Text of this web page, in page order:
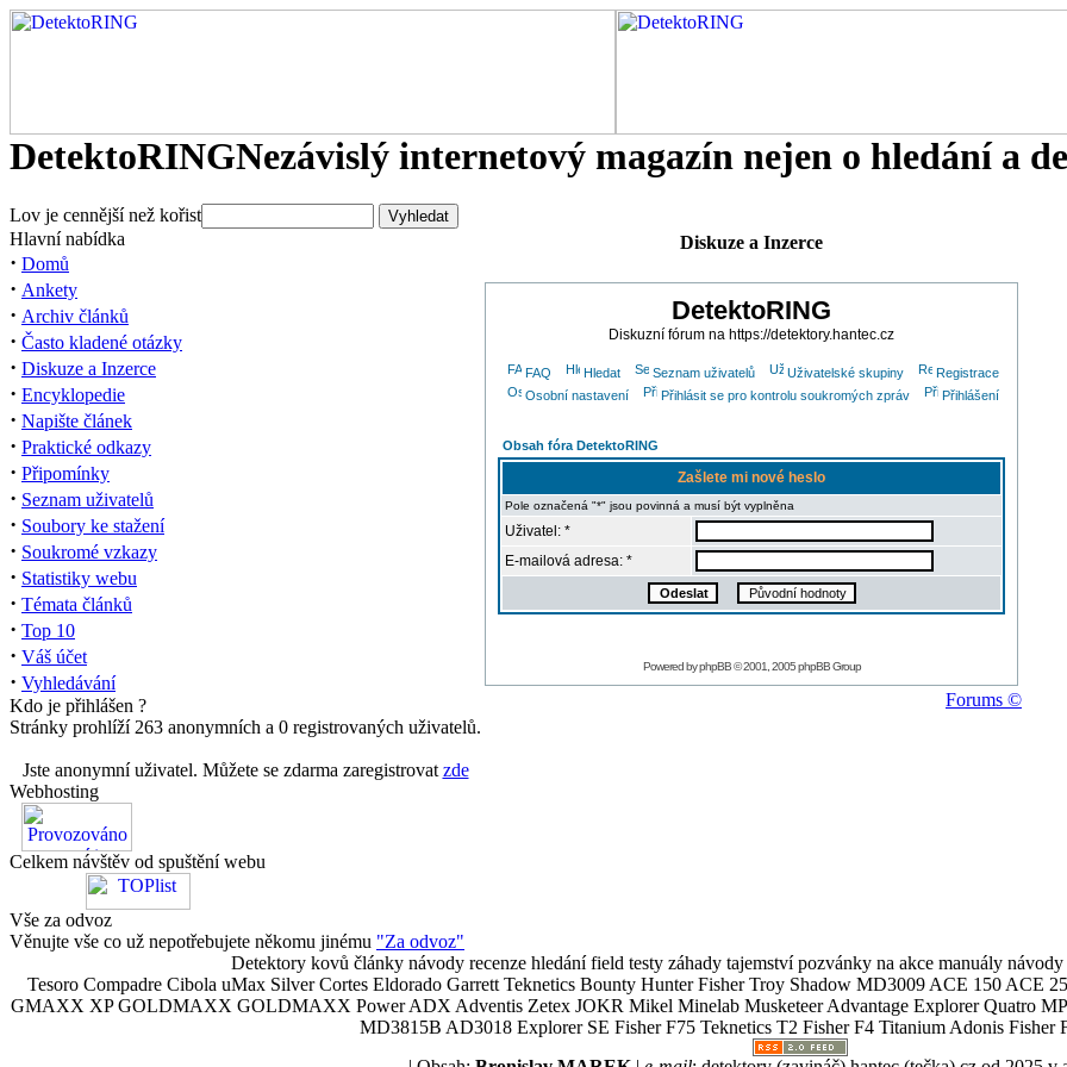
DetektoRINGNezávislý internetový magazín nejen o hledání a
Lov je cennější než kořist
Hlavní nabídka
· Domů
· Ankety
· Archiv článků
· Často kladené otázky
· Diskuze a Inzerce
· Encyklopedie
· Napište článek
· Praktické odkazy
· Připomínky
· Seznam uživatelů
· Soubory ke stažení
· Soukromé vzkazy
· Statistiky webu
· Témata článků
· Top 10
· Váš účet
· Vyhledávání
Kdo je přihlášen ?
Stránky prohlíží 263 anonymních a 0 registrovaných uživatelů.
Jste anonymní uživatel. Můžete se zdarma zaregistrovat zde
Webhosting
Celkem návštěv od spuštění webu
Vše za odvoz
Věnujte vše co už nepotřebujete někomu jinému "Za odvoz"
Diskuze a Inzerce
DetektoRING
Diskuzní fórum na https://detektory.hantec.cz
FAQ Hledat Seznam uživatelů Uživatelské skupiny
Registrace
Osobní nastavení
Přihlásit se pro kontrolu soukromých zpráv Přihlášení
Obsah fóra DetektoRING
Zašlete mi nové heslo
Pole označená "*" jsou povinná a musí být vyplněna
Uživatel: *
E-mailová adresa: *
Powered byphpBB© 2001, 2005 phpBB Group
Forums ©
Detektory kovů články návody recenze hledání field testy záhady tajemství pozvánky na akce manuály
Tesoro Compadre Cibola uMax Silver Cortes Eldorado Garrett Teknetics Bounty Hunter Fisher Troy Shadow MD3009 ACE 150 ACE
GMAXX XP GOLDMAXX GOLDMAXX Power ADX Adventis Zetex JOKR Mikel Minelab Musketeer Advantage Explorer Quatro
MD3815B AD3018 Explorer SE Fisher F75 Teknetics T2 Fisher F4 Titanium Adonis Fisher